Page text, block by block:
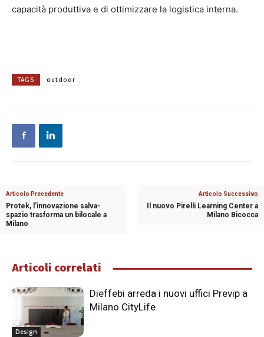
capacità produttiva e di ottimizzare la logistica interna.
TAGS outdoor
Articolo Precedente
Protek, l’innovazione salva-
spazio trasforma un bilocale a
Milano
Articolo Successivo
Il nuovo Pirelli Learning Center a
Milano Bicocca
Articoli correlati
Design
Dieffebi arreda i nuovi uffici Previp a
Milano CityLife